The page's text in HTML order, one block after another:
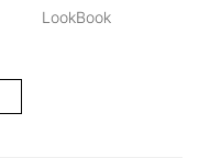
LookBook